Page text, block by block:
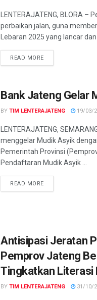
LENTERAJATENG, BLORA
perbaikan jalan, guna
Lebaran 2025 yang lancar dan
READ MOREDETAILS
Bank Jateng Gelar
BY TIM LENTERAJATENG 19/03/
LENTERAJATENG,
menggelar Mudik Asyik
Pemerintah Provinsi
Pendaftaran Mudik Asyik ...
READ MOREDETAILS
Antisipasi Jeratan
Pemprov Jateng
Tingkatkan Literasi
BY TIM LENTERAJATENG 31/10/